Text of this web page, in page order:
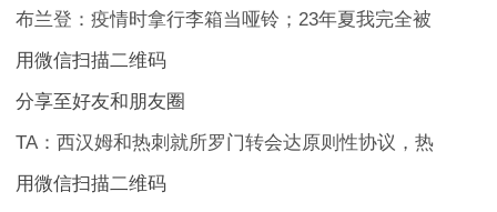
布兰登：疫情时拿行李箱当哑铃；23年夏我完全被
用微信扫描二维码
分享至好友和朋友圈
TA：西汉姆和热刺就所罗门转会达原则性协议，热
用微信扫描二维码